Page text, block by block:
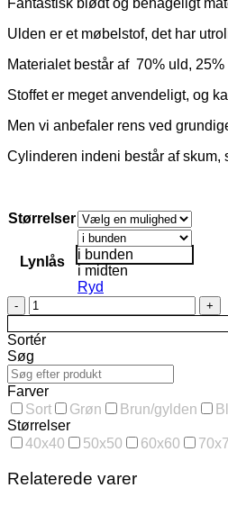
Fantastisk blødt og behageligt
Ulden er et møbelstof, det har
Materialet består af 70% uld,
Stoffet er meget anvendeligt, og
Men vi anbefaler rens ved
Cylinderen indeni består af skum,
Størrelser
Lynlås
i bunden
i midten
Ryd
Puf
i
70%
uld
kongeblå,
i
flere
str.
antal
Sortér
Søg
Farver
Sort
Grøn Brun/gylden
Størrelser
40x40
50x50 60x60
Relaterede varer